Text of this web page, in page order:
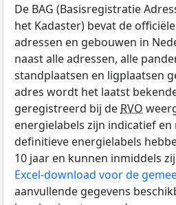
De BAG (Basisregistratie
het Kadaster) bevat de
adressen en gebouwen in
naast alle adressen, alle
standplaatsen en ligplaatsen
adres wordt het laatst
geregistreerd bij de RVO
energielabels zijn indicatief
definitieve energielabels
10 jaar en kunnen inmiddels
Excel-download voor de
aanvullende gegevens